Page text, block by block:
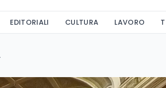
EDITORIALI CULTURA LAVORO